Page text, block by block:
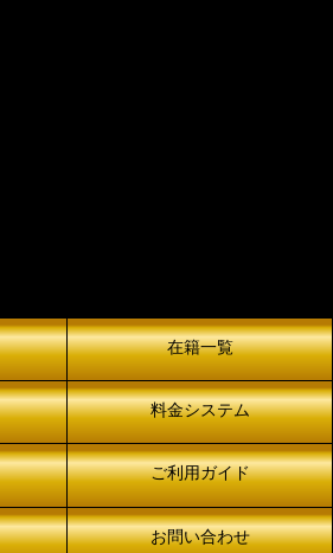
在籍一覧
料金システム
ご利用ガイド
お問い合わせ